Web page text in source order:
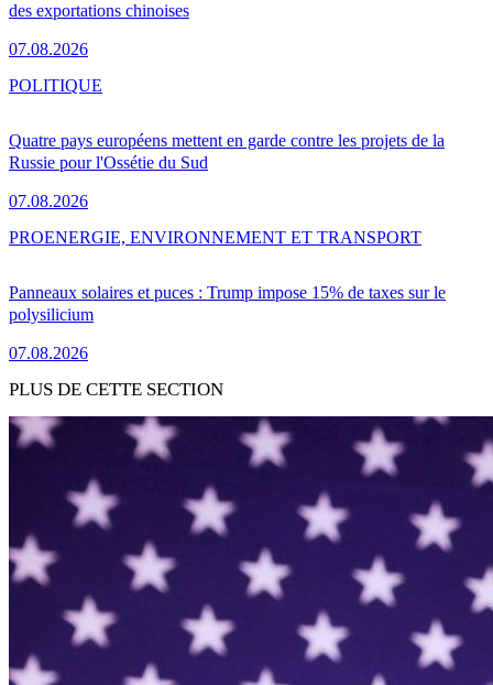
des exportations chinoises
07.08.2026
Quatre pays européens mettent en garde contre les projets de la
Russie pour l'Ossétie du Sud
07.08.2026
POLITIQUE
Panneaux solaires et puces : Trump impose 15% de taxes sur le
polysilicium
07.08.2026
PROENERGIE, ENVIRONNEMENT ET TRANSPORT
PLUS DE CETTE SECTION